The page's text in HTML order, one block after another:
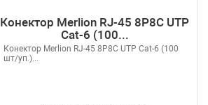
Конектор Merlion RJ-45 8P8C UTP
Cat-6 (100...
Конектор Merlion RJ-45 8P8C UTP Cat-6 (100
шт/уп.)...